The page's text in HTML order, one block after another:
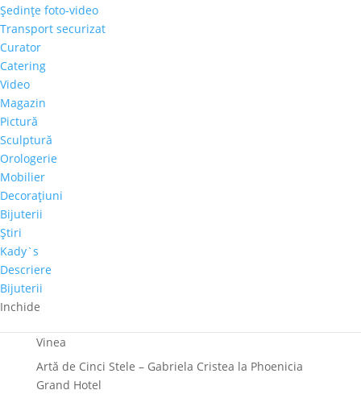
Şedinţe foto-video
Transport securizat
Curator
Catering
Video
Magazin
Pictură
Sculptură
Orologerie
Mobilier
Decoraţiuni
Bijuterii
Ştiri
Kady`s
Descriere
Bijuterii
Inchide
Galeria Alexandra’s, partener UNESCO Romania, a
organizat marți, 19 septembrie, ora 19.00, expoziția
internațională de pictură “Artă de cinci stele”. Au
participat Roman Kharewsky din Ucraina, Ivan
Articole recente
Galeria Alexandra’s la Courtyard by Marriott
Parteneriat nou: Galeria Alexandra’s & Imperia Club
Sakura, cel mai mare diamant roz, s-a vândut cu
Vinea
Artă de Cinci Stele – Gabriela Cristea la Phoenicia
Grand Hotel